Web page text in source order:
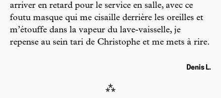
arriver en retard pour le service en salle, avec ce
foutu masque qui me cisaille derrière les oreilles et
m’étouffe dans la vapeur du lave-vaisselle, je
repense au sein tari de Christophe et me mets à rire.
Denis L.
⁂